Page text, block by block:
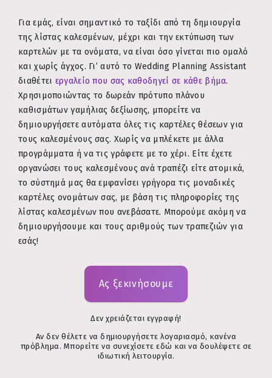
Για εμάς, είναι σημαντικό το ταξίδι από τη δημιουργία
της λίστας καλεσμένων, μέχρι και την εκτύπωση των
καρτελών με τα ονόματα, να είναι όσο γίνεται πιο ομαλό
και χωρίς άγχος. Γι’ αυτό το Wedding Planning Assistant
διαθέτει εργαλείο που σας καθοδηγεί σε κάθε βήμα.
Χρησιμοποιώντας το δωρεάν πρότυπο πλάνου
καθισμάτων γαμήλιας δεξίωσης, μπορείτε να
δημιουργήσετε αυτόματα όλες τις καρτέλες θέσεων για
τους καλεσμένους σας. Χωρίς να μπλέκετε με άλλα
προγράμματα ή να τις γράφετε με το χέρι. Είτε έχετε
οργανώσει τους καλεσμένους ανά τραπέζι είτε ατομικά,
το σύστημά μας θα εμφανίσει γρήγορα τις μοναδικές
καρτέλες ονομάτων σας, με βάση τις πληροφορίες της
λίστας καλεσμένων που ανεβάσατε. Μπορούμε ακόμη να
δημιουργήσουμε και τους αριθμούς των τραπεζιών για
εσάς!
Ας ξεκινήσουμε
Δεν χρειάζεται εγγραφή!
Αν δεν θέλετε να δημιουργήσετε λογαριασμό, κανένα
πρόβλημα. Μπορείτε να συνεχίσετε εδώ και να δουλέψετε σε
ιδιωτική λειτουργία.